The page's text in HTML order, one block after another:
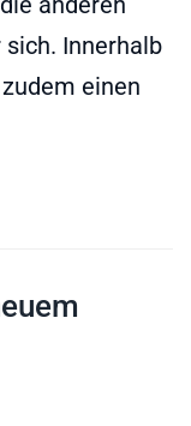
Innerhalb
einen